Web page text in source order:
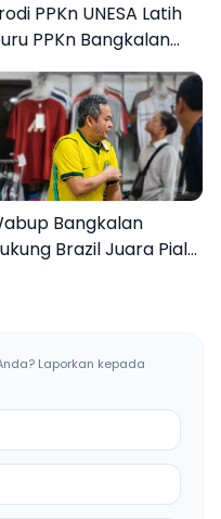
PPKn UNESA Latih
PPKn Bangkalan
Pembelajaran
Teknologi
Bangkalan
Brazil Juara Piala
Laporkan kepada